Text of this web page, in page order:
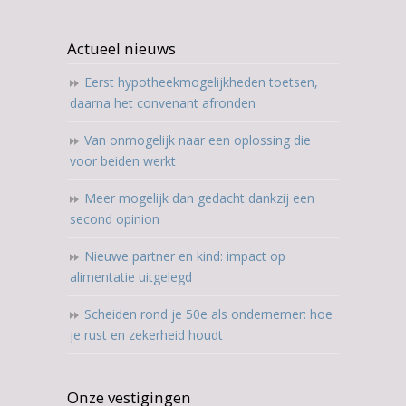
Actueel nieuws
Eerst hypotheekmogelijkheden toetsen,
daarna het convenant afronden
Van onmogelijk naar een oplossing die
voor beiden werkt
Meer mogelijk dan gedacht dankzij een
second opinion
Nieuwe partner en kind: impact op
alimentatie uitgelegd
Scheiden rond je 50e als ondernemer: hoe
je rust en zekerheid houdt
Onze vestigingen